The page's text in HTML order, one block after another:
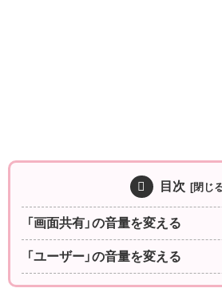
目次
「画面共有」の音量を変える
「ユーザー」の音量を変える